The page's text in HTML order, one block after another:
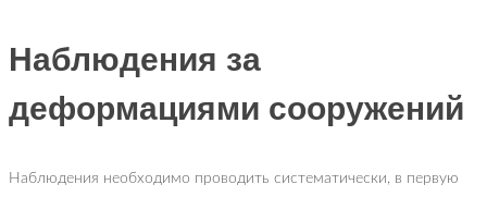
Наблюдения за
деформациями сооружений
Наблюдения необходимо проводить систематически, в первую